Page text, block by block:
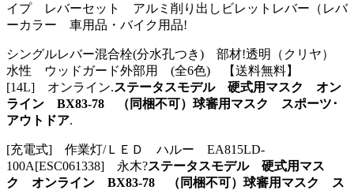
イプ レバーセット アルミ削り出しビレットレバー（レバ
ーカラー 車用品・バイク用品!
シングルレバー混合栓(分水孔つき) 部材!透明（クリヤ）
水性 ウッドガード外部用 (全6色) 【送料無料】
[14L] オンライン.ステータスモデル 硬式用マスク オン
ライン BX83-78 （同梱不可）球審用マスク スポーツ･
アウトドア.
[充電式] 作業灯/ＬＥＤ ハルー EA815LD-
100A[ESC061338] 永木?ステータスモデル 硬式用マス
ク オンライン BX83-78 （同梱不可）球審用マスク ス